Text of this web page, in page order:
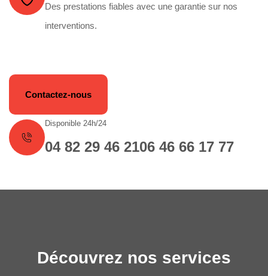
Des prestations fiables avec une garantie sur nos
interventions.
Contactez-nous
Disponible 24h/24
04 82 29 46 2106 46 66 17 77
Découvrez nos services